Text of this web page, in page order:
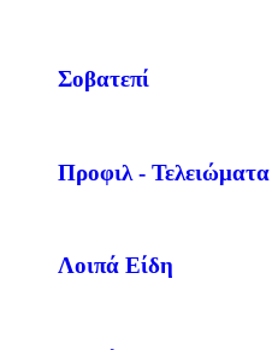
Σοβατεπί
Προφιλ - Τελειώματα
Λοιπά Είδη